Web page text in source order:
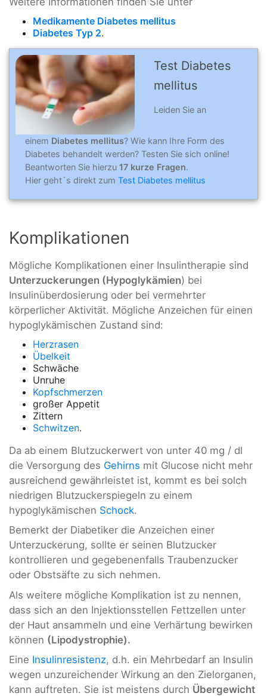
Medikamente Diabetes mellitus
Diabetes Typ 2.
Test Diabetes
mellitus
Leiden Sie an
einem Diabetes mellitus? Wie kann Ihre Form des
Diabetes behandelt werden? Testen Sie sich online!
Beantworten Sie hierzu 17 kurze Fragen.
Hier geht´s direkt zum Test Diabetes mellitus
Komplikationen
Mögliche Komplikationen einer Insulintherapie sind
Unterzuckerungen (Hypoglykämien) bei
Insulinüberdosierung oder bei vermehrter
körperlicher Aktivität. Mögliche Anzeichen für einen
hypoglykämischen Zustand sind:
Herzrasen
Übelkeit
Schwäche
Unruhe
Kopfschmerzen
großer Appetit
Zittern
Schwitzen.
Da ab einem Blutzuckerwert von unter 40 mg / dl
die Versorgung des Gehirns mit Glucose nicht mehr
ausreichend gewährleistet ist, kommt es bei solch
niedrigen Blutzuckerspiegeln zu einem
hypoglykämischen Schock.
Bemerkt der Diabetiker die Anzeichen einer
Unterzuckerung, sollte er seinen Blutzucker
kontrollieren und gegebenenfalls Traubenzucker
oder Obstsäfte zu sich nehmen.
Als weitere mögliche Komplikation ist zu nennen,
dass sich an den Injektionsstellen Fettzellen unter
der Haut ansammeln und eine Verhärtung bewirken
können (Lipodystrophie).
Eine Insulinresistenz, d.h. ein Mehrbedarf an Insulin
wegen unzureichender Wirkung an den Zielorganen,
kann auftreten. Sie ist meistens durch Übergewicht